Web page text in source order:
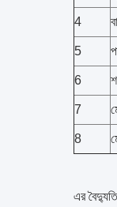
4
5
6
7
8
এর